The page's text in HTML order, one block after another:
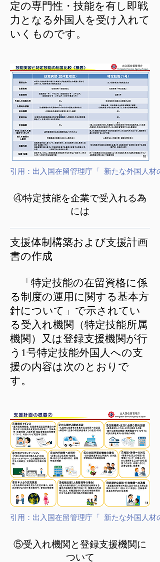
定の専門性・技能を有し即戦
力となる外国人を受け入れて
いくものです。
引用：出入国在留管理庁「 新たな外国人
​④特定技能を企業で受入れる為
には
支援体制構築および支援計画
書の作成
「特定技能の在留資格に係
る制度の運用に関する基本方
針について」で示されてい
る受入れ機関（特定技能所属
機関）又は登録支援機関が行
う1号特定技能外国人への支
援の内容は次のとおりで
す。
引用：出入国在留管理庁「 新たな外国人
​⑤受入れ機関と登録支援機関に
ついて